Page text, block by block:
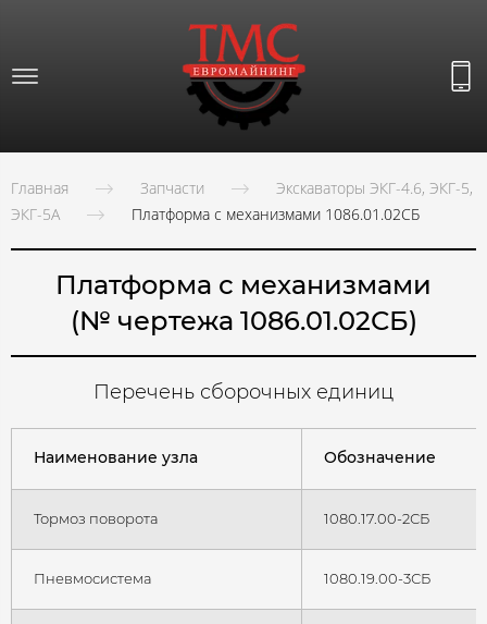
Главная Запчасти
Экскаваторы ЭКГ-4.6, ЭКГ-5,
ЭКГ-5А
Платформа с механизмами 1086.01.02СБ
Платформа с механизмами
(№ чертежа 1086.01.02СБ)
Перечень сборочных единиц
Наименование узла Обозначение
Тормоз поворота 1080.17.00-2СБ
Пневмосистема 1080.19.00-3СБ